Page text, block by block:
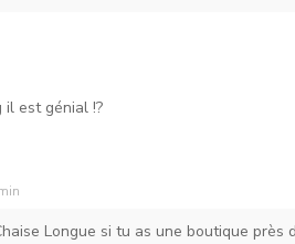
il est génial !?
Longue si tu as une boutique